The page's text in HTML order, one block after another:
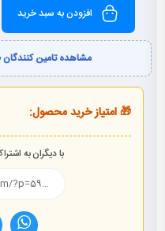
افزودن به سبد خرید
مشاهده تامین کنندگان
🎁 امتیاز خرید محصول:
با دیگران به